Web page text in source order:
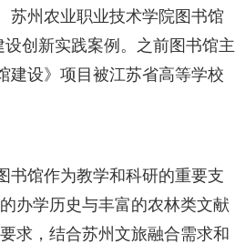
苏州农业职业技术学院图书馆
设创新实践案例。之前图书馆主
建设》项目被江苏省高等学校
书馆作为教学和科研的重要支
办学历史与丰富的农林类文献
求，结合苏州文旅融合需求和